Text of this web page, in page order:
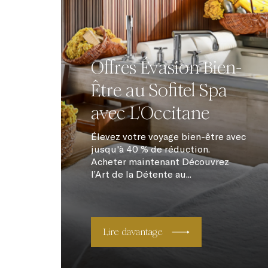
Offres Évasion Bien-
Être au Sofitel Spa
avec L'Occitane
Élevez votre voyage bien-être avec
jusqu'à 40 % de réduction.
Acheter maintenant Découvrez
l’Art de la Détente au...
Lire davantage